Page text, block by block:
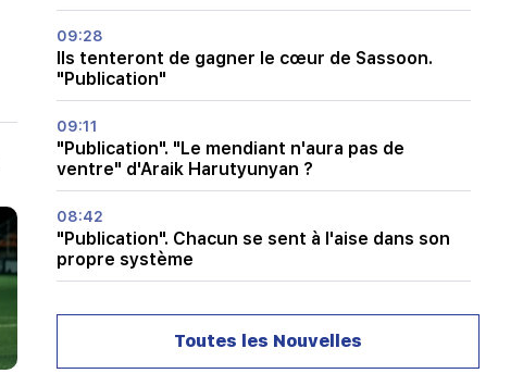
09:28
Ils tenteront de gagner le cœur de Sassoon.
"Publication"
09:11
"Publication". "Le mendiant n'aura pas de
ventre" d'Araik Harutyunyan ?
08:42
"Publication". Chacun se sent à l'aise dans son
propre système
Vehapar ? Il y a une situation extraordinaire au
Parlement. "Personnes"
Toutes les Nouvelles